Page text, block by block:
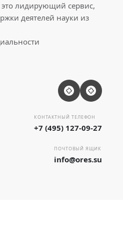
лидирующий сервис,
деятелей науки из
КОНТАКТНЫЙ ТЕЛЕФОН
+7 (495) 127-09-27
ПОЧТОВЫЙ ЯЩИК
info@ores.su